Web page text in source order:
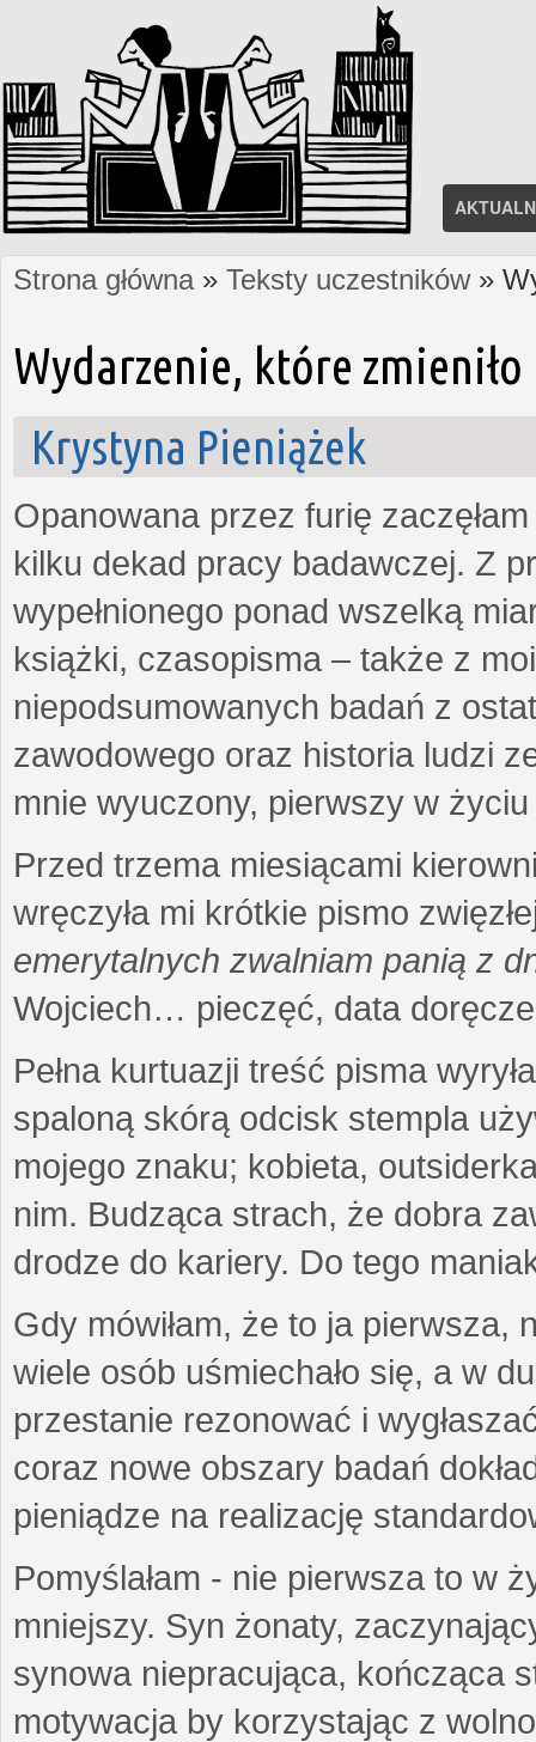
Jesteś tutaj
Strona główna» Teksty uczestników»
Wydarzenie, które
Krystyna Pieniążek
Opanowana przez furię
kilku dekad pracy badawczej. Z
wypełnionego ponad wszelką
książki, czasopisma – także z
niepodsumowanych badań z
zawodowego oraz historia ludzi
mnie wyuczony, pierwszy w
Przed trzema miesiącami
wręczyła mi krótkie pismo
emerytalnych zwalniam panią z
Wojciech… pieczęć, data
Pełna kurtuazji treść pisma
spaloną skórą odcisk stempla
mojego znaku; kobieta,
nim. Budząca strach, że dobra
drodze do kariery. Do tego
Gdy mówiłam, że to ja pierwsza,
wiele osób uśmiechało się, a w
przestanie rezonować i
coraz nowe obszary badań
pieniądze na realizację
Pomyślałam - nie pierwsza to w
mniejszy. Syn żonaty,
synowa niepracująca, kończąca
motywacja by korzystając z